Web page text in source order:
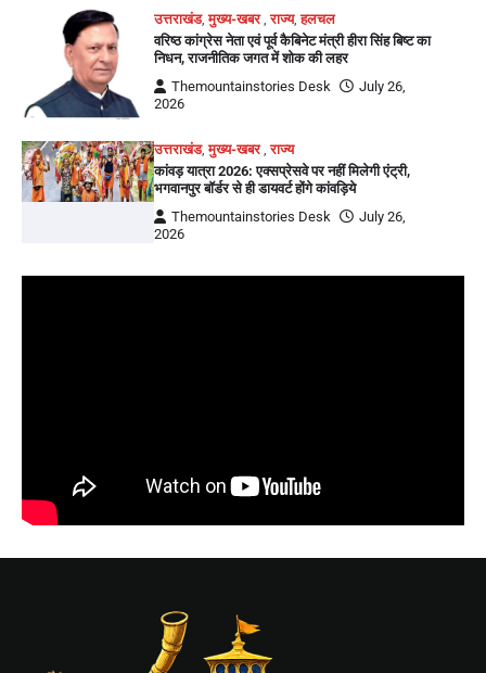
उत्तराखंड,मुख्य-खबर,राज्य,हलचल
वरिष्ठ कांग्रेस नेता एवं पूर्व कैबिनेट मंत्री हीरा सिंह बिष्ट का
निधन, राजनीतिक जगत में शोक की लहर
Themountainstories Desk
July 26,
2026
उत्तराखंड,मुख्य-खबर,राज्य
कांवड़ यात्रा 2026: एक्सप्रेसवे पर नहीं मिलेगी एंट्री,
भगवानपुर बॉर्डर से ही डायवर्ट होंगे कांवड़िये
Themountainstories Desk
July 26,
2026